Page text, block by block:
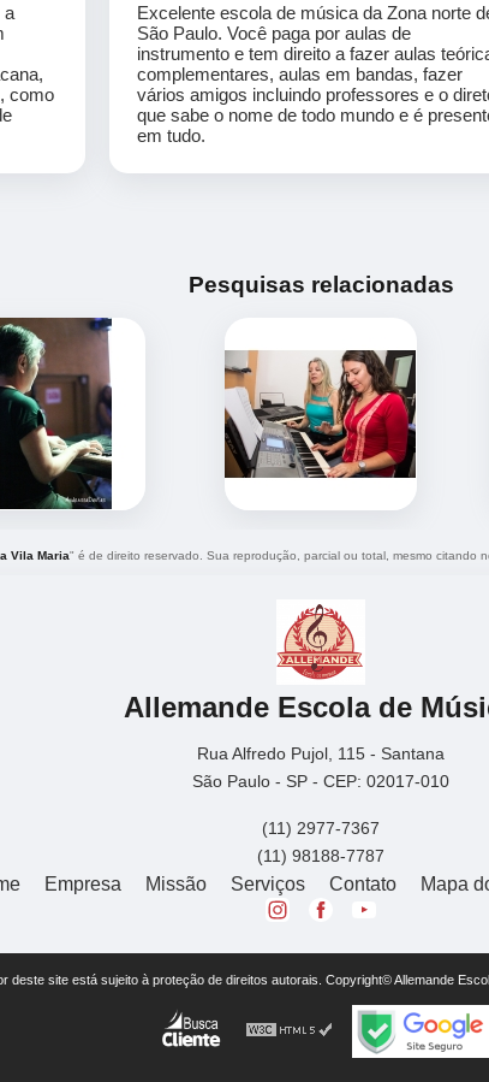
a
como
Excelente escola de música da Zona norte
São Paulo. Você paga por aulas de
instrumento e tem direito a fazer aulas
complementares, aulas em bandas, fazer
vários amigos incluindo professores e o
que sabe o nome de todo mundo e é
em tudo.
Pesquisas relacionadas
Vila Maria" é de direito reservado. Sua reprodução, parcial ou total, mesmo citando
Allemande Escola de
Rua Alfredo Pujol, 115 - Santana
São Paulo - SP - CEP: 02017-010
(11) 2977-7367
(11) 98188-7787
Empresa Missão Serviços Contato Mapa
deste site está sujeito à proteção de direitos autorais. Copyright© Allemande